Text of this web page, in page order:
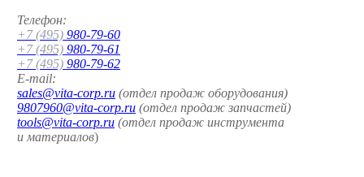
Телефон:
+7 (495) 980-79-60
+7 (495) 980-79-61
+7 (495) 980-79-62
E-mail:
sales@vita-corp.ru (отдел продаж оборудования)
9807960@vita-corp.ru (отдел продаж запчастей)
tools@vita-corp.ru (отдел продаж инструмента
и материалов)